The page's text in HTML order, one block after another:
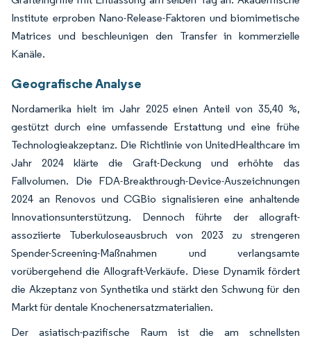
Institute erproben Nano-Release-Faktoren und biomimetische
Matrices und beschleunigen den Transfer in kommerzielle
Kanäle.
Geografische Analyse
Nordamerika hielt im Jahr 2025 einen Anteil von 35,40 %,
gestützt durch eine umfassende Erstattung und eine frühe
Technologieakzeptanz. Die Richtlinie von UnitedHealthcare im
Jahr 2024 klärte die Graft-Deckung und erhöhte das
Fallvolumen. Die FDA-Breakthrough-Device-Auszeichnungen
2024 an Renovos und CGBio signalisieren eine anhaltende
Innovationsunterstützung. Dennoch führte der allograft-
assoziierte Tuberkuloseausbruch von 2023 zu strengeren
Spender-Screening-Maßnahmen und verlangsamte
vorübergehend die Allograft-Verkäufe. Diese Dynamik fördert
die Akzeptanz von Synthetika und stärkt den Schwung für den
Markt für dentale Knochenersatzmaterialien.
Der asiatisch-pazifische Raum ist die am schnellsten